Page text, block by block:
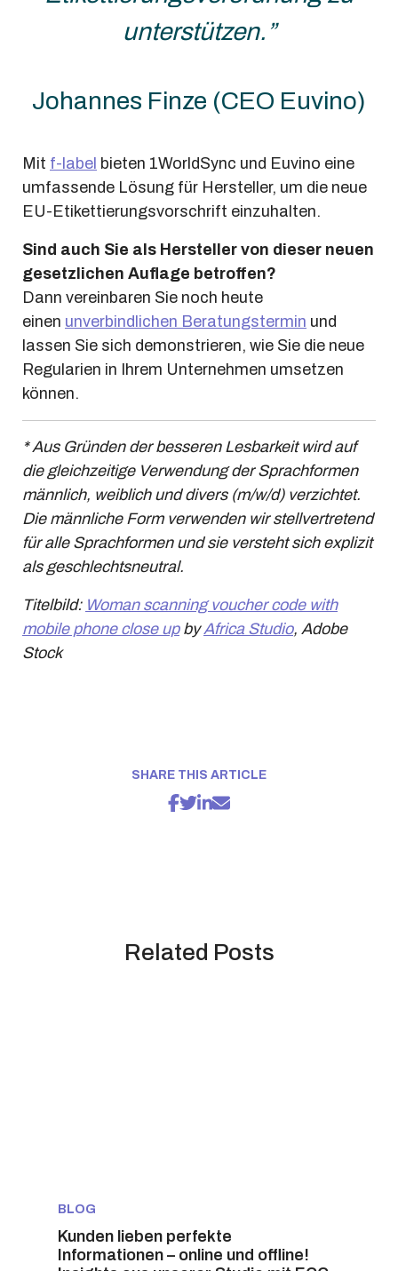
unterstützen.”
Johannes Finze (CEO Euvino)
Mit f-label bieten 1WorldSync und Euvino eine
umfassende Lösung für Hersteller, um die neue
EU-Etikettierungsvorschrift einzuhalten.
Sind auch Sie als Hersteller von dieser neuen
gesetzlichen Auflage betroffen?
Dann vereinbaren Sie noch heute
einen unverbindlichen Beratungstermin und
lassen Sie sich demonstrieren, wie Sie die neue
Regularien in Ihrem Unternehmen umsetzen
können.
* Aus Gründen der besseren Lesbarkeit wird auf
die gleichzeitige Verwendung der Sprachformen
männlich, weiblich und divers (m/w/d) verzichtet.
Die männliche Form verwenden wir stellvertretend
für alle Sprachformen und sie versteht sich explizit
als geschlechtsneutral.
Titelbild: Woman scanning voucher code with
mobile phone close upbyAfrica Studio, Adobe
Stock
SHARE THIS ARTICLE
Related Posts
BLOG
Kunden lieben perfekte
Informationen – online und offline!